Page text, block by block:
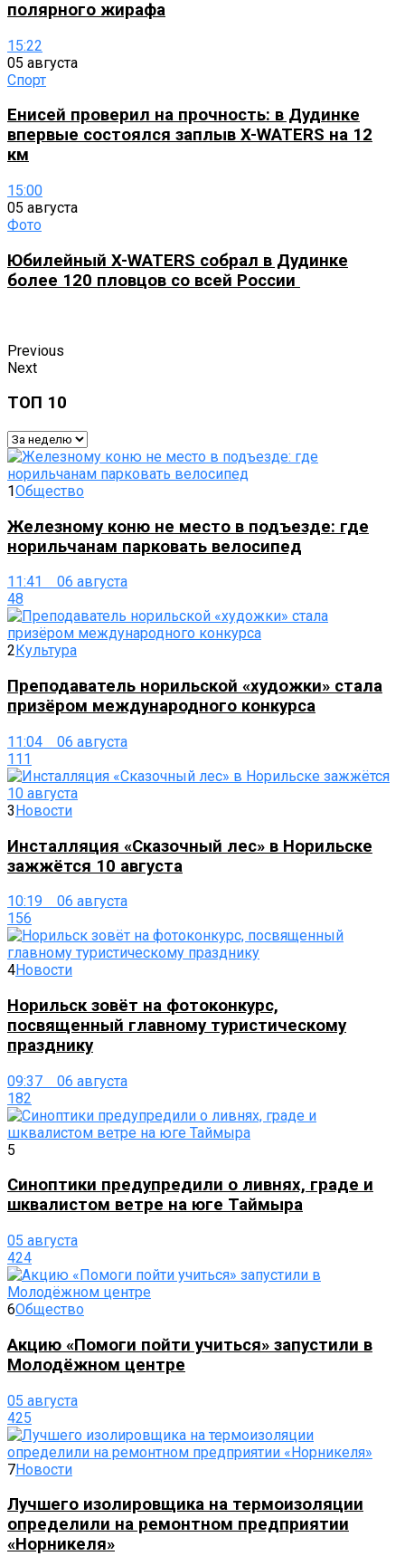
полярного жирафа
15:22
05 августа
Спорт
Енисей проверил на прочность: в Дудинке
впервые состоялся заплыв X-WATERS на 12
км
15:00
05 августа
Фото
Юбилейный X-WATERS собрал в Дудинке
более 120 пловцов со всей России
Previous
Next
ТОП 10
1Общество
Железному коню не место в подъезде: где
норильчанам парковать велосипед
11:41 06 августа
48
2 Культура
Преподаватель норильской «художки» стала
призёром международного конкурса
11:04 06 августа
111
3Новости
Инсталляция «Сказочный лес» в Норильске
зажжётся 10 августа
10:19 06 августа
156
4Новости
Норильск зовёт на фотоконкурс,
посвященный главному туристическому
празднику
09:37 06 августа
182
5
Синоптики предупредили о ливнях, граде и
шквалистом ветре на юге Таймыра
05 августа
424
6Общество
Акцию «Помоги пойти учиться» запустили в
Молодёжном центре
05 августа
425
7Новости
Лучшего изолировщика на термоизоляции
определили на ремонтном предприятии
«Норникеля»